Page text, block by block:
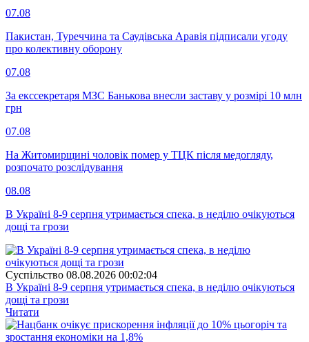
07.08
Пакистан, Туреччина та Саудівська Аравія підписали угоду
про колективну оборону
07.08
За екссекретаря МЗС Банькова внесли заставу у розмірі 10 млн
грн
07.08
На Житомирщині чоловік помер у ТЦК після медогляду,
розпочато розслідування
08.08
В Україні 8-9 серпня утримається спека, в неділю очікуються
дощі та грози
Суспiльство 08.08.2026 00:02:04
В Україні 8-9 серпня утримається спека, в неділю очікуються
дощі та грози
Читати